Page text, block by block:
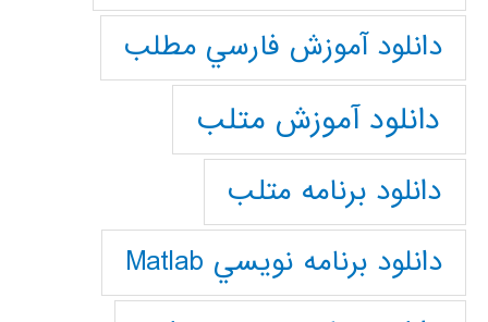
دانلود آموزش فارسي مطلب
دانلود آموزش متلب
دانلود برنامه متلب
دانلود برنامه نويسي Matlab